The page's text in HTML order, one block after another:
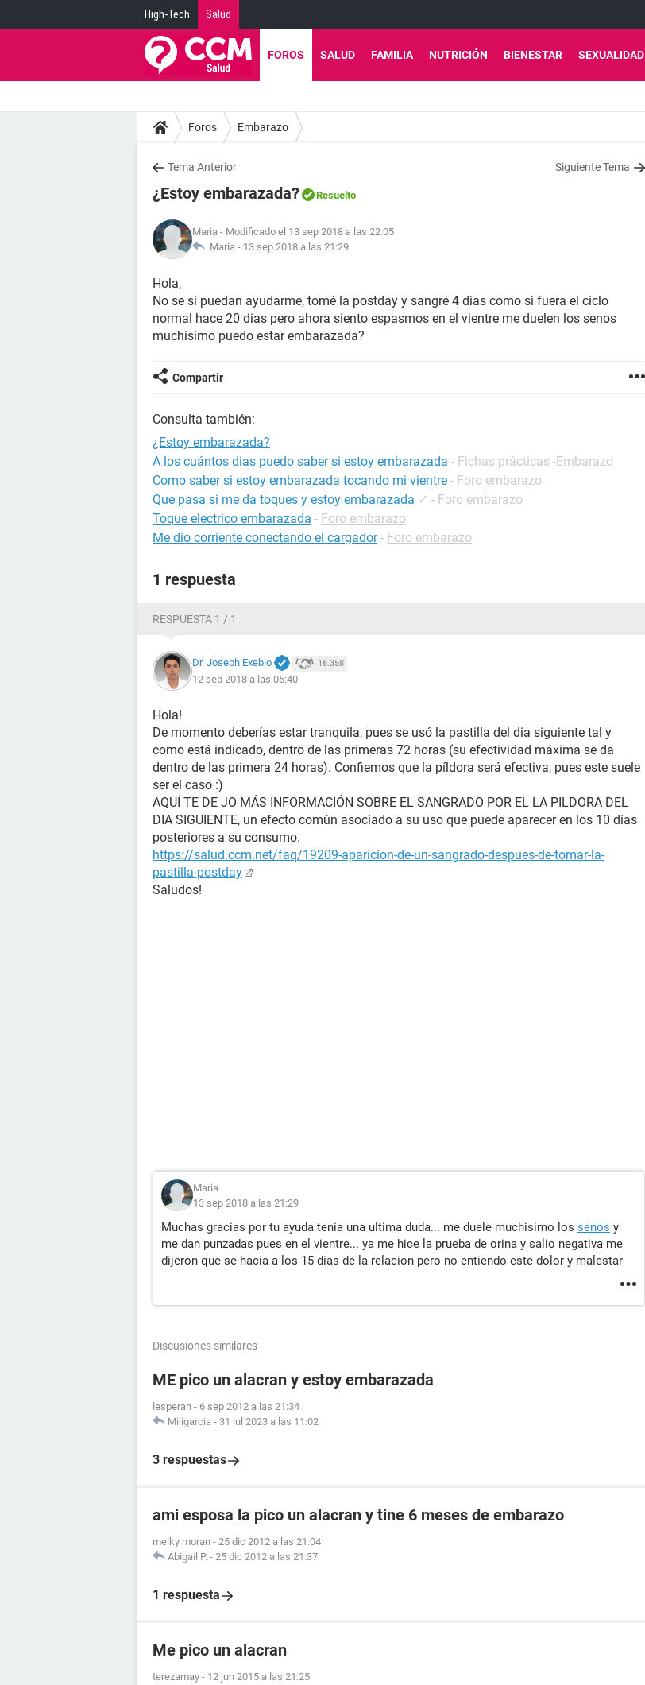
High-Tech Salud
FOROS SALUD FAMILIA NUTRICIÓN BIENESTAR SEXUALIDAD
Foros Embarazo
Tema Anterior Siguiente Tema
¿Estoy embarazada? Resuelto
Maria - Modificado el 13 sep 2018 a las 22:05
Maria - 13 sep 2018 a las 21:29
Hola,
No se si puedan ayudarme, tomé la postday y sangré 4 dias como si fuera el ciclo
normal hace 20 dias pero ahora siento espasmos en el vientre me duelen los senos
muchisimo puedo estar embarazada?
Compartir
Consulta también:
¿Estoy embarazada?
A los cuántos dias puedo saber si estoy embarazada - Fichas prácticas -Embarazo
Como saber si estoy embarazada tocando mi vientre - Foro embarazo
Que pasa si me da toques y estoy embarazada ✓ - Foro embarazo
Toque electrico embarazada - Foro embarazo
Me dio corriente conectando el cargador - Foro embarazo
1 respuesta
RESPUESTA 1 / 1
Dr. Joseph Exebio 16.358
12 sep 2018 a las 05:40
Hola!
De momento deberías estar tranquila, pues se usó la pastilla del dia siguiente tal y
como está indicado, dentro de las primeras 72 horas (su efectividad máxima se da
dentro de las primera 24 horas). Confiemos que la píldora será efectiva, pues este suele
ser el caso :)
AQUÍ TE DE JO MÁS INFORMACIÓN SOBRE EL SANGRADO POR EL LA PILDORA DEL
DIA SIGUIENTE, un efecto común asociado a su uso que puede aparecer en los 10 días
posteriores a su consumo.
https://salud.ccm.net/faq/19209-aparicion-de-un-sangrado-despues-de-tomar-la-
pastilla-postday
Saludos!
Maria
13 sep 2018 a las 21:29
Muchas gracias por tu ayuda tenia una ultima duda... me duele muchisimo los senos y
me dan punzadas pues en el vientre... ya me hice la prueba de orina y salio negativa me
dijeron que se hacia a los 15 dias de la relacion pero no entiendo este dolor y malestar
Discusiones similares
ME pico un alacran y estoy embarazada
lesperan - 6 sep 2012 a las 21:34
Miligarcia - 31 jul 2023 a las 11:02
3 respuestas
ami esposa la pico un alacran y tine 6 meses de embarazo
melky moran - 25 dic 2012 a las 21:04
Abigail P. - 25 dic 2012 a las 21:37
1 respuesta
Me pico un alacran
terezamay - 12 jun 2015 a las 21:25